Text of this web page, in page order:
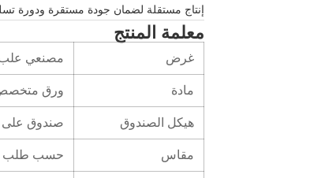
إنتاج مستقلة لضمان جودة مستقرة ودورة
معلمة المنتج
غرض مصنعي علب
مادة ورق
هيكل الصندوق صندوق
مقاس حسب طلب